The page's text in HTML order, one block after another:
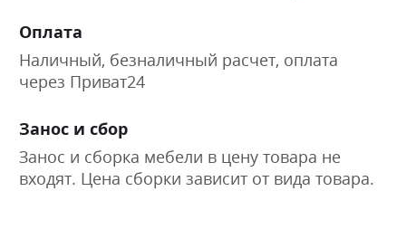
Оплата
Наличный, безналичный расчет, оплата
через Приват24
Занос и сбор
Занос и сборка мебели в цену товара не
входят. Цена сборки зависит от вида товара.